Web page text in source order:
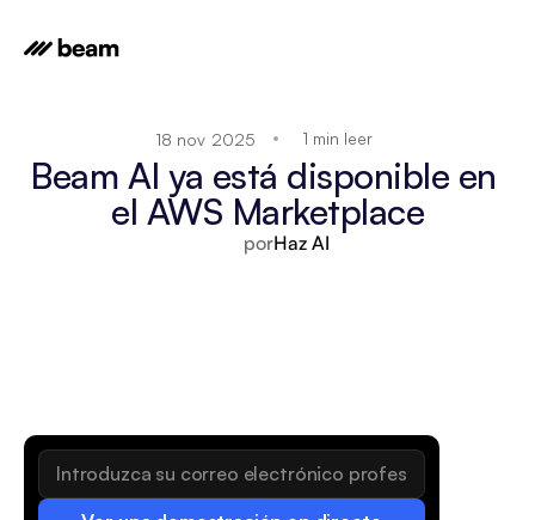
18 nov 2025 1 min leer
Beam AI ya está disponible en
el AWS Marketplace
porHaz AI